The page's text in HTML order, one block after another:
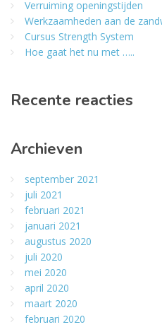
Verruiming openingstijden
Werkzaamheden aan de
Cursus Strength System
Hoe gaat het nu met …..
Recente reacties
Archieven
september 2021
juli 2021
februari 2021
januari 2021
augustus 2020
juli 2020
mei 2020
april 2020
maart 2020
februari 2020